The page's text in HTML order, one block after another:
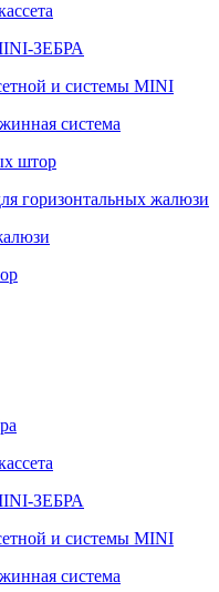
ЗЕБРА
и системы MINI
система
штор
горизонтальных жалюзи
ЗЕБРА
и системы MINI
система